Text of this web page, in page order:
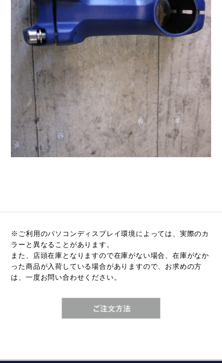
※ご利用のパソコンディスプレイ環境によっては、実際のカ
ラーと異なることがあります。
また、店頭在庫となりますので在庫がない場合、在庫がなか
った商品が入荷している場合がありますので、お求めの方
は、一度お問い合わせください。